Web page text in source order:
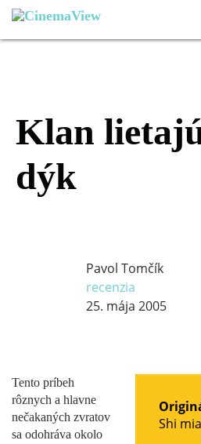
Klan
dýk
Pavol Tomčík
recenzia
25. mája 2005
Shi
Tento príbeh
rôznych a hlavne
nečakaných zvratov
sa odohráva okolo